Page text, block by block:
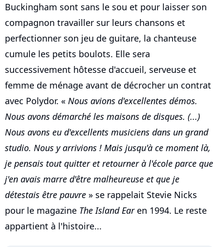
Buckingham sont sans le sou et pour laisser son
compagnon travailler sur leurs chansons et
perfectionner son jeu de guitare, la chanteuse
cumule les petits boulots. Elle sera
successivement hôtesse d'accueil, serveuse et
femme de ménage avant de décrocher un contrat
avec Polydor. « Nous avions d'excellentes démos.
Nous avons démarché les maisons de disques. (...)
Nous avons eu d'excellents musiciens dans un grand
studio. Nous y arrivions ! Mais jusqu'à ce moment là,
je pensais tout quitter et retourner à l'école parce que
j'en avais marre d'être malheureuse et que je
détestais être pauvre » se rappelait Stevie Nicks
pour le magazine The Island Earen 1994. Le reste
appartient à l'histoire...